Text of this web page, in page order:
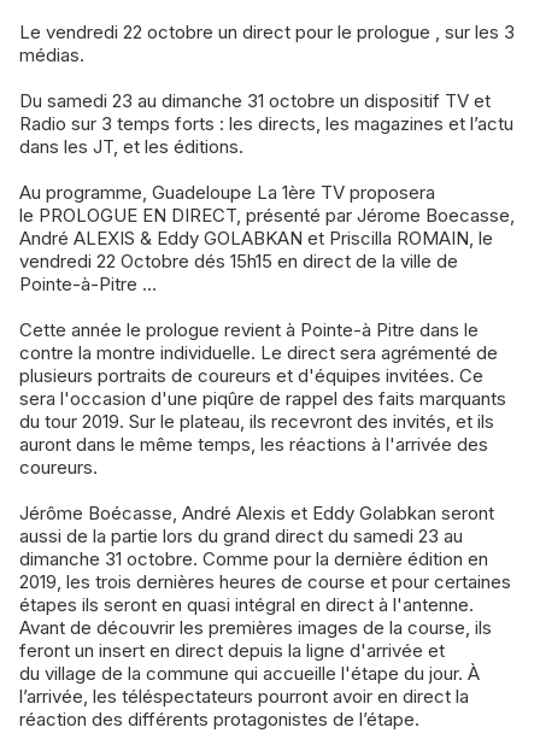
Le vendredi 22 octobre un direct pour le prologue , sur les 3
médias.
Du samedi 23 au dimanche 31 octobre un dispositif TV et
Radio sur 3 temps forts : les directs, les magazines et l’actu
dans les JT, et les éditions.
Au programme, Guadeloupe La 1ère TV proposera
le PROLOGUE EN DIRECT, présenté par Jérome Boecasse,
André ALEXIS & Eddy GOLABKAN et Priscilla ROMAIN, le
vendredi 22 Octobre dés 15h15 en direct de la ville de
Pointe-à-Pitre ...
Cette année le prologue revient à Pointe-à Pitre dans le
contre la montre individuelle. Le direct sera agrémenté de
plusieurs portraits de coureurs et d'équipes invitées. Ce
sera l'occasion d'une piqûre de rappel des faits marquants
du tour 2019. Sur le plateau, ils recevront des invités, et ils
auront dans le même temps, les réactions à l'arrivée des
coureurs.
Jérôme Boécasse, André Alexis et Eddy Golabkan seront
aussi de la partie lors du grand direct du samedi 23 au
dimanche 31 octobre. Comme pour la dernière édition en
2019, les trois dernières heures de course et pour certaines
étapes ils seront en quasi intégral en direct à l'antenne.
Avant de découvrir les premières images de la course, ils
feront un insert en direct depuis la ligne d'arrivée et
du village de la commune qui accueille l'étape du jour. À
l’arrivée, les téléspectateurs pourront avoir en direct la
réaction des différents protagonistes de l’étape.